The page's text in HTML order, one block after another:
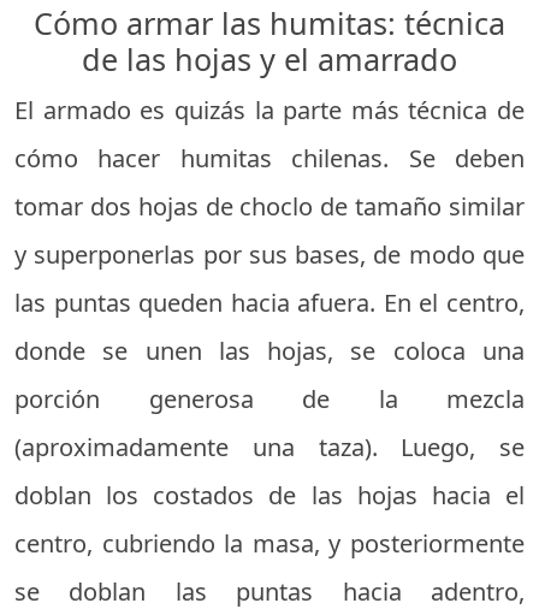
Cómo armar las humitas: técnica
de las hojas y el amarrado
El armado es quizás la parte más técnica de
cómo hacer humitas chilenas. Se deben
tomar dos hojas de choclo de tamaño similar
y superponerlas por sus bases, de modo que
las puntas queden hacia afuera. En el centro,
donde se unen las hojas, se coloca una
porción generosa de la mezcla
(aproximadamente una taza). Luego, se
doblan los costados de las hojas hacia el
centro, cubriendo la masa, y posteriormente
se doblan las puntas hacia adentro,